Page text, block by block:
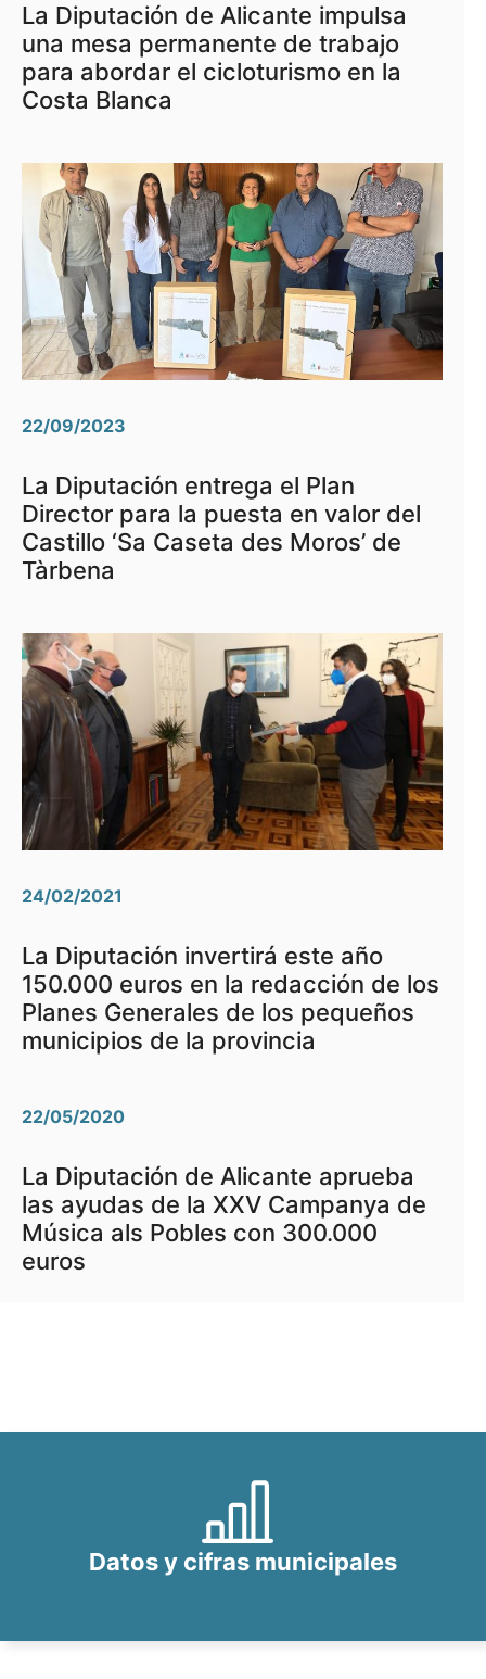
La Diputación de Alicante impulsa
una mesa permanente de trabajo
para abordar el cicloturismo en la
Costa Blanca
22/09/2023
La Diputación entrega el Plan
Director para la puesta en valor del
Castillo ‘Sa Caseta des Moros’ de
Tàrbena
24/02/2021
La Diputación invertirá este año
150.000 euros en la redacción de los
Planes Generales de los pequeños
municipios de la provincia
22/05/2020
La Diputación de Alicante aprueba
las ayudas de la XXV Campanya de
Música als Pobles con 300.000
euros
Datos y cifras municipales